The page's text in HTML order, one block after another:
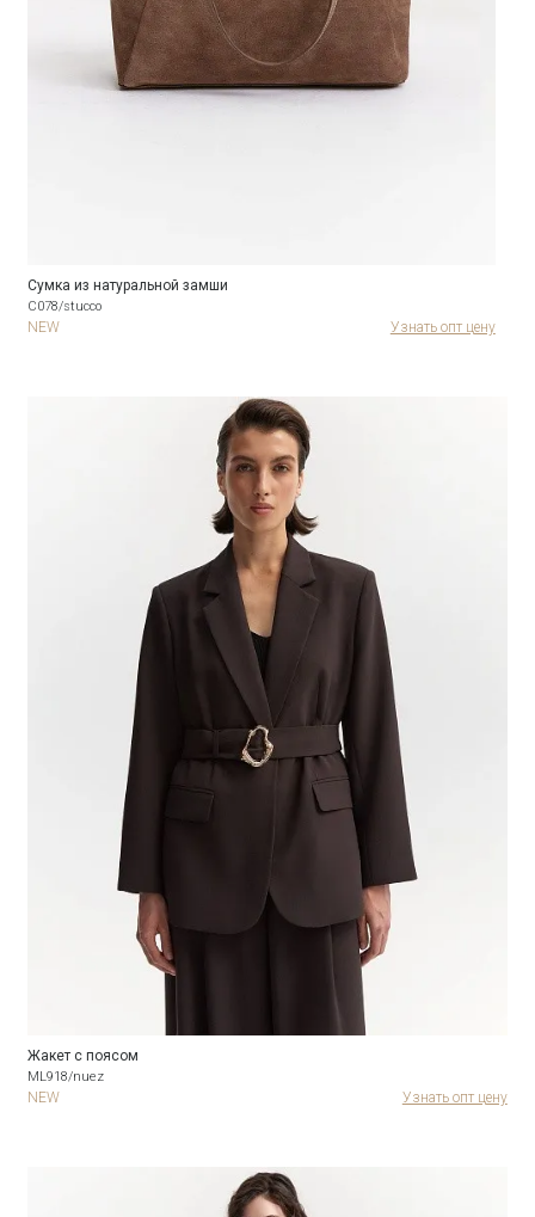
Сумка из натуральной замши
C078/stucco
NEW Узнать опт цену
Жакет с поясом
ML918/nuez
NEW Узнать опт цену